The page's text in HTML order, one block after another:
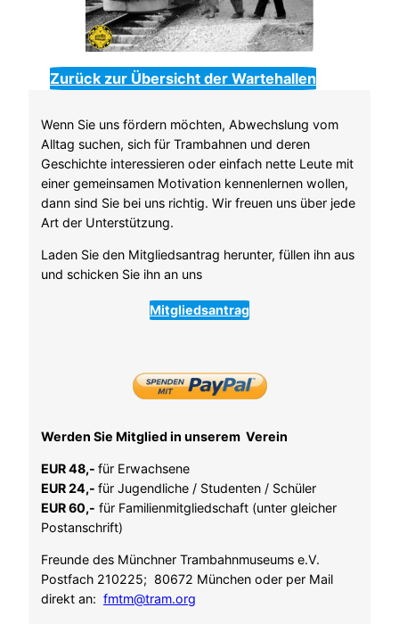
Zurück zur Übersicht der Wartehallen
Wenn Sie uns fördern möchten, Abwechslung vom
Alltag suchen, sich für Trambahnen und deren
Geschichte interessieren oder einfach nette Leute mit
einer gemeinsamen Motivation kennenlernen wollen,
dann sind Sie bei uns richtig. Wir freuen uns über jede
Art der Unterstützung.
Laden Sie den Mitgliedsantrag herunter, füllen ihn aus
und schicken Sie ihn an uns
Mitgliedsantrag
Werden Sie Mitglied in unserem Verein
EUR 48,- für Erwachsene
EUR 24,- für Jugendliche / Studenten / Schüler
EUR 60,- für Familienmitgliedschaft (unter gleicher
Postanschrift)
Freunde des Münchner Trambahnmuseums e.V.
Postfach 210225; 80672 München oder per Mail
direkt an: fmtm@tram.org